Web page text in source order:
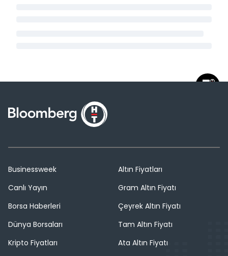
Businessweek
Canlı Yayın
Borsa Haberleri
Dünya Borsaları
Kripto Fiyatları
Altın Fiyatları
Gram Altın Fiyatı
Çeyrek Altın Fiyatı
Tam Altın Fiyatı
Ata Altın Fiyatı